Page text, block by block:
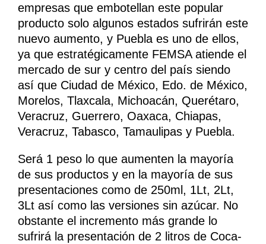
empresas que embotellan este popular
producto solo algunos estados sufrirán este
nuevo aumento, y Puebla es uno de ellos,
ya que estratégicamente FEMSA atiende el
mercado de sur y centro del país siendo
así que Ciudad de México, Edo. de México,
Morelos, Tlaxcala, Michoacán, Querétaro,
Veracruz, Guerrero, Oaxaca, Chiapas,
Veracruz, Tabasco, Tamaulipas y Puebla.
Será 1 peso lo que aumenten la mayoría
de sus productos y en la mayoría de sus
presentaciones como de 250ml, 1Lt, 2Lt,
3Lt así como las versiones sin azúcar. No
obstante el incremento más grande lo
sufrirá la presentación de 2 litros de Coca-